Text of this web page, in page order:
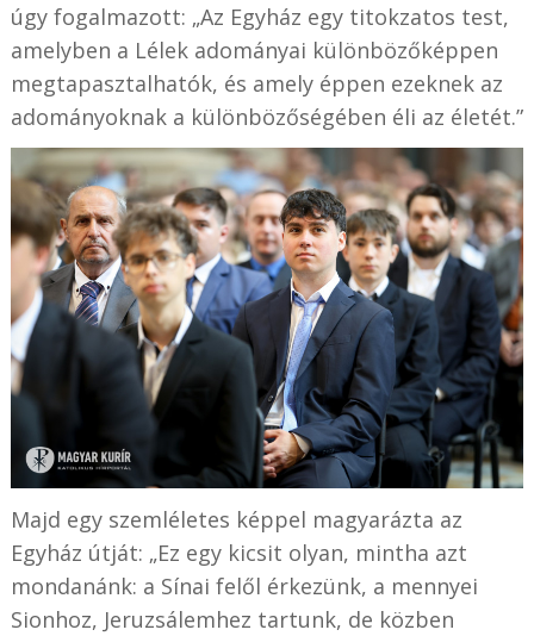
úgy fogalmazott: „Az Egyház egy titokzatos test,
amelyben a Lélek adományai különbözőképpen
megtapasztalhatók, és amely éppen ezeknek az
adományoknak a különbözőségében éli az életét.”
Majd egy szemléletes képpel magyarázta az
Egyház útját: „Ez egy kicsit olyan, mintha azt
mondanánk: a Sínai felől érkezünk, a mennyei
Sionhoz, Jeruzsálemhez tartunk, de közben